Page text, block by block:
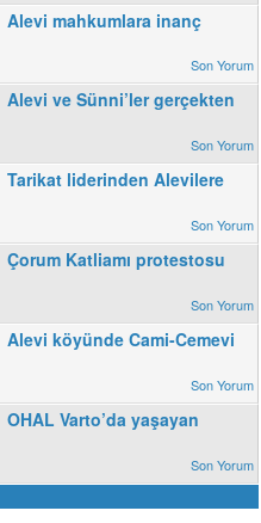
Alevi mahkumlara inanç
Alevi ve Sünni’ler gerçekten
Tarikat liderinden Alevilere
Çorum Katliamı protestosu
Alevi köyünde Cami-Cemevi
OHAL Varto’da yaşayan